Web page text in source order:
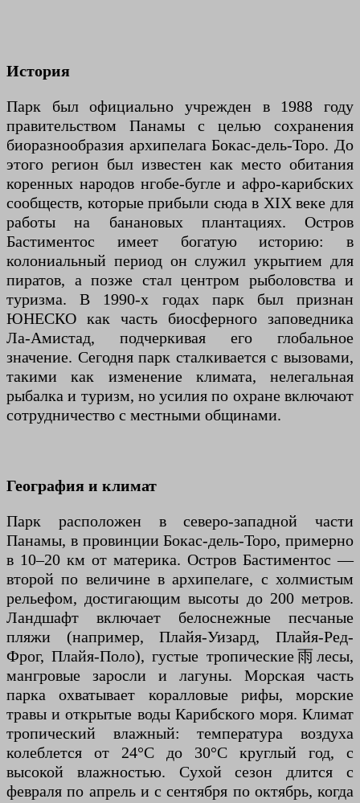
История
Парк был официально учрежден в 1988 году
правительством Панамы с целью сохранения
биоразнообразия архипелага Бокас-дель-Торо. До
этого регион был известен как место обитания
коренных народов нгобе-бугле и афро-карибских
сообществ, которые прибыли сюда в XIX веке для
работы на банановых плантациях. Остров
Бастиментос имеет богатую историю: в
колониальный период он служил укрытием для
пиратов, а позже стал центром рыболовства и
туризма. В 1990-х годах парк был признан
ЮНЕСКО как часть биосферного заповедника
Ла-Амистад, подчеркивая его глобальное
значение. Сегодня парк сталкивается с вызовами,
такими как изменение климата, нелегальная
рыбалка и туризм, но усилия по охране включают
сотрудничество с местными общинами.
География и климат
Парк расположен в северо-западной части
Панамы, в провинции Бокас-дель-Торо, примерно
в 10–20 км от материка. Остров Бастиментос —
второй по величине в архипелаге, с холмистым
рельефом, достигающим высоты до 200 метров.
Ландшафт включает белоснежные песчаные
пляжи (например, Плайя-Уизард, Плайя-Ред-
Фрог, Плайя-Поло), густые тропические雨лесы,
мангровые заросли и лагуны. Морская часть
парка охватывает коралловые рифы, морские
травы и открытые воды Карибского моря. Климат
тропический влажный: температура воздуха
колеблется от 24°C до 30°C круглый год, с
высокой влажностью. Сухой сезон длится с
февраля по апрель и с сентября по октябрь, когда